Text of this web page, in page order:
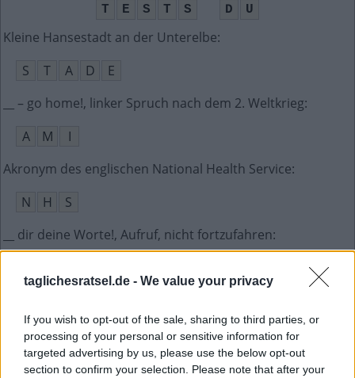
taglichesratsel.de - We value your privacy
If you wish to opt-out of the sale, sharing to third parties, or
processing of your personal or sensitive information for
targeted advertising by us, please use the below opt-out
section to confirm your selection. Please note that after your
T
E S T S D U
Kleine Hansestadt an der Unterelbe:
S
T A D
E
__ – go home!, linker Spruch nach dem 2. Weltkrieg:
A
M
I
Akronym des englischen National Health Service:
N
H
S
__ dir deine Worte!, Aufruf, nicht fortzufahren:
E
S
T
Leistungskontrollen im Schulunterricht: